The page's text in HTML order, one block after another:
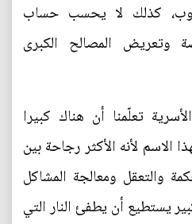
كذلك لا يحسب حساب
وتعريض المصالح الكبرى
تعلّمنا أن هناك كبيرا
الاسم لأنه الأكثر رجاحة بين
والتعقل ومعالجة المشاكل
يستطيع أن يطفئ النار التي